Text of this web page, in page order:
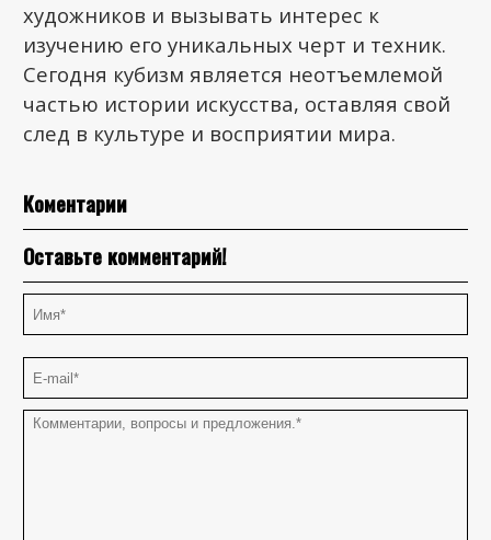
художников и вызывать интерес к
изучению его уникальных черт и техник.
Сегодня кубизм является неотъемлемой
частью истории искусства, оставляя свой
след в культуре и восприятии мира.
Коментарии
Оставьте комментарий!